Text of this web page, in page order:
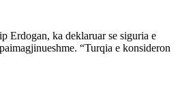
Erdogan, ka deklaruar se siguria e
“Turqia e konsideron